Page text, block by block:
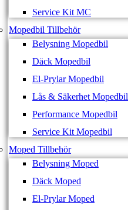
Service Kit MC
Mopedbil Tillbehör
Belysning Mopedbil
Däck Mopedbil
El-Prylar Mopedbil
Lås & Säkerhet Mopedbil
Performance Mopedbil
Service Kit Mopedbil
Moped Tillbehör
Belysning Moped
Däck Moped
El-Prylar Moped